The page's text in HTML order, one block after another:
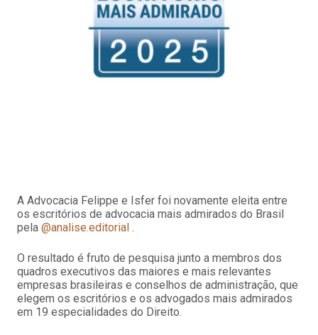
A Advocacia Felippe e Isfer foi novamente eleita entre
os escritórios de advocacia mais admirados do Brasil
pela @analise.editorial .
O resultado é fruto de pesquisa junto a membros dos
quadros executivos das maiores e mais relevantes
empresas brasileiras e conselhos de administração, que
elegem os escritórios e os advogados mais admirados
em 19 especialidades do Direito.